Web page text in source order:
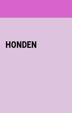
HONDEN